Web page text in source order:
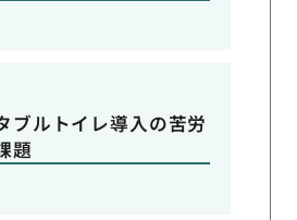
ブルトイレ導入の苦労
題